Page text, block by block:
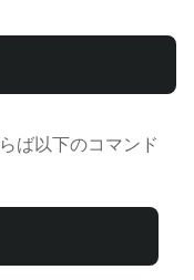
ば以下のコマンド